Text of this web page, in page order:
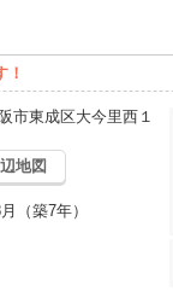
市東成区大今里西１
地図
（築7年）